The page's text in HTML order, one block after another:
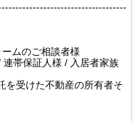
ムのご相談者様
連帯保証人様 / 入居者家族
を受けた不動産の所有者そ